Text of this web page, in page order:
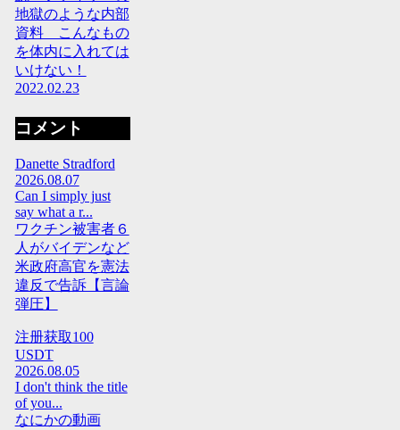
地獄のような内部
資料 こんなもの
を体内に入れては
いけない！
2022.02.23
コメント
Danette Stradford
2026.08.07
Can I simply just
say what a r...
ワクチン被害者６
人がバイデンなど
米政府高官を憲法
違反で告訴【言論
弾圧】
注册获取100
USDT
2026.08.05
I don't think the title
of you...
なにかの動画